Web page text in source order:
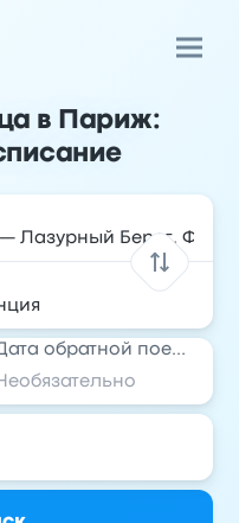
в Париж:
Дата обратной поездки